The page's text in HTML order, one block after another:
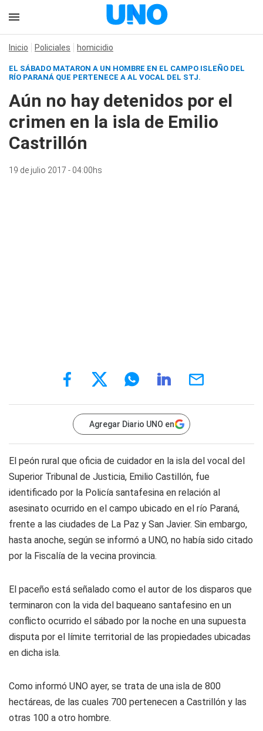
Inicio Policiales homicidio
EL SÁBADO MATARON A UN HOMBRE EN EL CAMPO ISLEÑO DEL
RÍO PARANÁ QUE PERTENECE A AL VOCAL DEL STJ.
Aún no hay detenidos por el
crimen en la isla de Emilio
Castrillón
19 de julio 2017 - 04:00hs
Agregar Diario UNO en
El peón rural que oficia de cuidador en la isla del vocal del
Superior Tribunal de Justicia, Emilio Castillón, fue
identificado por la Policía santafesina en relación al
asesinato ocurrido en el campo ubicado en el río Paraná,
frente a las ciudades de La Paz y San Javier. Sin embargo,
hasta anoche, según se informó a UNO, no había sido citado
por la Fiscalía de la vecina provincia.
El paceño está señalado como el autor de los disparos que
terminaron con la vida del baqueano santafesino en un
conflicto ocurrido el sábado por la noche en una supuesta
disputa por el límite territorial de las propiedades ubicadas
en dicha isla.
Como informó UNO ayer, se trata de una isla de 800
hectáreas, de las cuales 700 pertenecen a Castrillón y las
otras 100 a otro hombre.